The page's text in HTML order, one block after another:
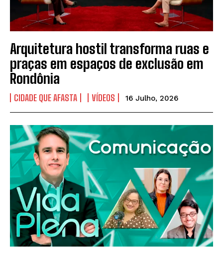
Arquitetura hostil transforma ruas e
praças em espaços de exclusão em
Rondônia
CIDADE QUE AFASTA VÍDEOS 16 Julho, 2026